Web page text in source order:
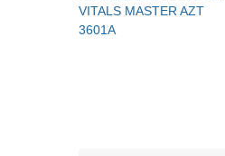
VITALS MASTER AZT
3601A